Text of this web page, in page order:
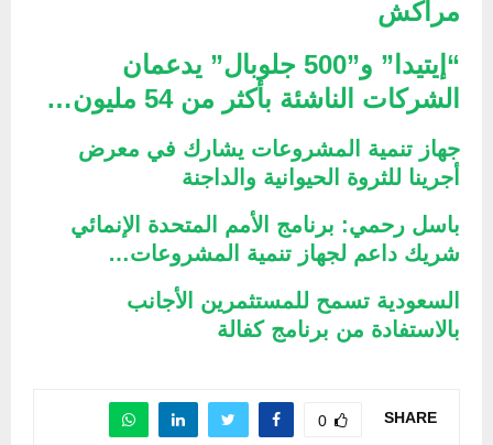
مراكش
“إيتيدا” و”500 جلوبال” يدعمان
الشركات الناشئة بأكثر من 54 مليون…
جهاز تنمية المشروعات يشارك في معرض
أجرينا للثروة الحيوانية والداجنة
باسل رحمي: برنامج الأمم المتحدة الإنمائي
شريك داعم لجهاز تنمية المشروعات…
السعودية تسمح للمستثمرين الأجانب
بالاستفادة من برنامج كفالة
SHARE
0